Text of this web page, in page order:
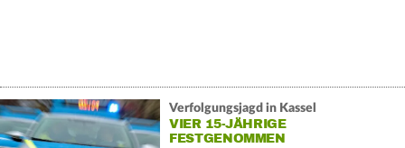
Verfolgungsjagd in Kassel
VIER 15-JÄHRIGE
FESTGENOMMEN